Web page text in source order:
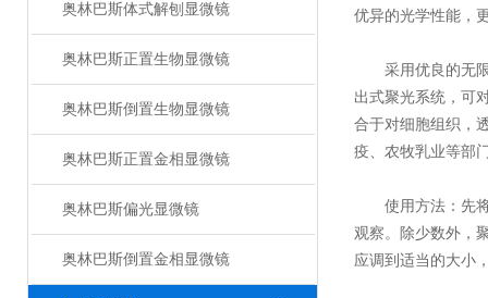
奥林巴斯体式解刨显微镜
奥林巴斯正置生物显微镜
奥林巴斯倒置生物显微镜
奥林巴斯正置金相显微镜
奥林巴斯偏光显微镜
奥林巴斯倒置金相显微镜
优异的光学性能，
采用优良的无限
出式聚光系统，可
合于对细胞组织，
疫、农牧乳业等部
使用方法：先将
观察。除少数外，
应调到适当的大小